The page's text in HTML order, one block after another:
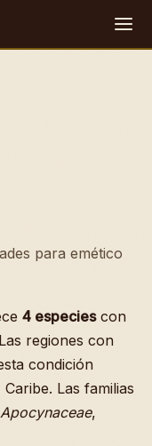
para emético
4 especiescon
regiones con
condición
Las familias
Apocynaceae,